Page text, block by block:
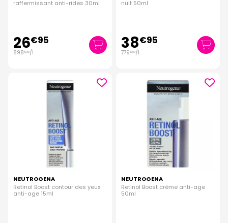
raffermissant anti-rides 30ml
26€95
898€33/l.
nuit 50ml
38€95
779€00/l.
NEUTROGENA
Retinol Boost contour des yeux
anti-age 15ml
NEUTROGENA
Retinol Boost crème anti-age
50ml